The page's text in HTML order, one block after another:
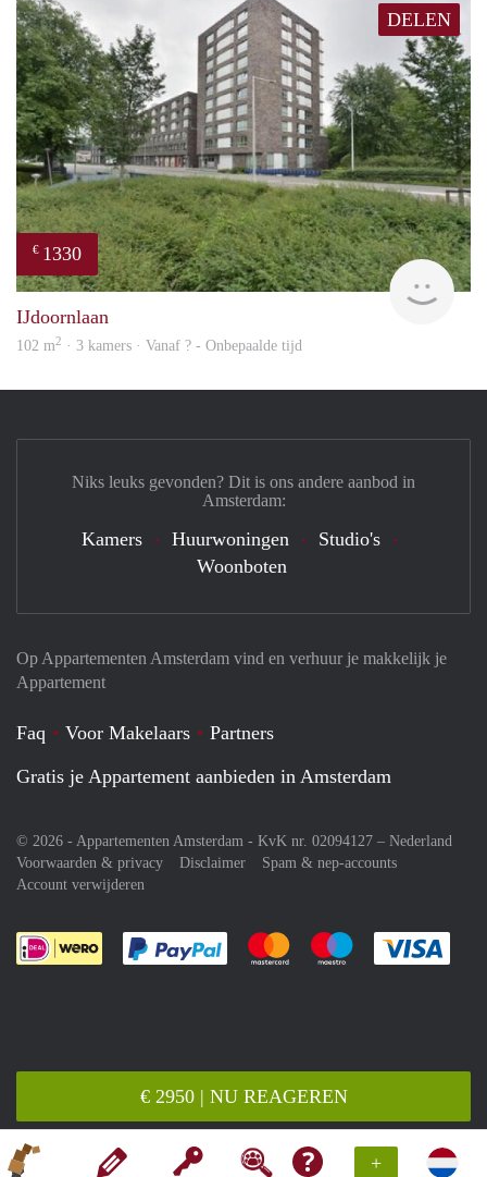
+
€ 2950 | NU REAGEREN
DELEN
€ 1330
rent
IJdoornlaan
102 m2 · 3 kamers · Vanaf ? - Onbepaalde tijd
Op Appartementen Amsterdam vind en verhuur je makkelijk je
Appartement
Faq Voor Makelaars
Partners
Gratis je Appartement aanbieden in Amsterdam
© 2026 - Appartementen Amsterdam - KvK nr. 02094127 – Nederland
Voorwaarden & privacy
Disclaimer
Spam & nep-accounts
Account verwijderen
Je rekent gemakkelijk af met Paypal
Je rekent gemakkelijk af met
Je rekent
Niks leuks gevonden? Dit is ons andere aanbod in
Amsterdam:
Kamers Huurwoningen
Studio's
Woonboten